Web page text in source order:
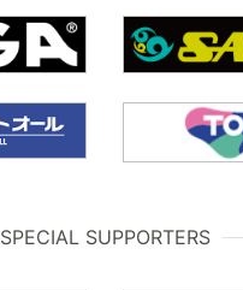
SPECIAL SUPPORTERS